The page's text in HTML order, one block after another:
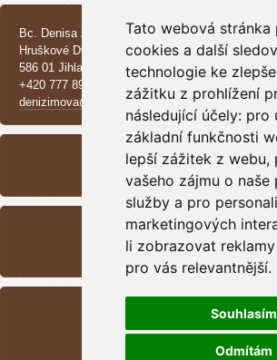
Tato webová stránka
cookies a další
technologie ke
zážitku z prohlížení
následující účely: pro
základní funkčnosti
lepší zážitek z webu,
vašeho zájmu o naše
služby a pro
marketingových
li zobrazovat
pro vás relevantnější.
Souhlasím
Odmítám
Bc. Denisa Zimová
Hruškové Dvory 370 E
586 01 Jihlava
+420 777 890 137
denizimova@seznam.cz
ARCHIV
<< září / 2025
RSS
Přehled zdrojů
1700862
Měsíc:
43923
751